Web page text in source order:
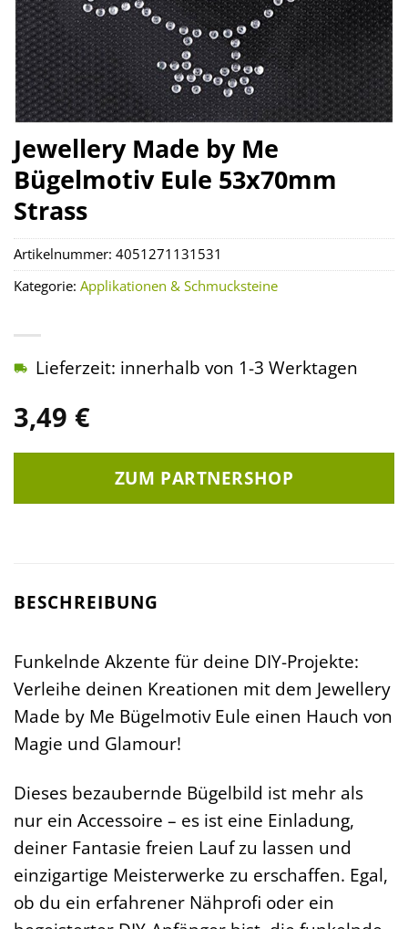
Jewellery Made by Me
Bügelmotiv Eule 53x70mm
Strass
3,49 €
Lieferzeit: innerhalb von 1-3 Werktagen
ZUM PARTNERSHOP
Artikelnummer: 4051271131531
Kategorie: Applikationen & Schmucksteine
BESCHREIBUNG
Funkelnde Akzente für deine DIY-Projekte:
Verleihe deinen Kreationen mit dem Jewellery
Made by Me Bügelmotiv Eule einen Hauch von
Magie und Glamour!
Dieses bezaubernde Bügelbild ist mehr als
nur ein Accessoire – es ist eine Einladung,
deiner Fantasie freien Lauf zu lassen und
einzigartige Meisterwerke zu erschaffen. Egal,
ob du ein erfahrener Nähprofi oder ein